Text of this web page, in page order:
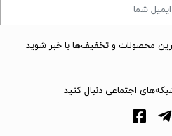
محصولات و تخفیف‌ها با خبر شوید
اجتماعی دنبال کنید